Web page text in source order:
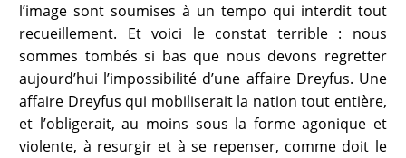
l’image sont soumises à un tempo qui interdit tout
recueillement. Et voici le constat terrible : nous
sommes tombés si bas que nous devons regretter
aujourd’hui l’impossibilité d’une affaire Dreyfus. Une
affaire Dreyfus qui mobiliserait la nation tout entière,
et l’obligerait, au moins sous la forme agonique et
violente, à resurgir et à se repenser, comme doit le